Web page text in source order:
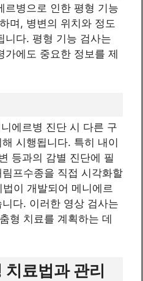
르병으로 인한 평형 기능
며, 병변의 위치와 정도
니다. 평형 기능 검사는
가에도 중요한 정보를 제
에르병 진단 시 다른 구
시행됩니다. 특히 내이
등과의 감별 진단에 필
프수종을 직접 시각화할
이 개발되어 메니에르
다. 이러한 영상 검사는
형 치료를 계획하는 데
치료법과 관리